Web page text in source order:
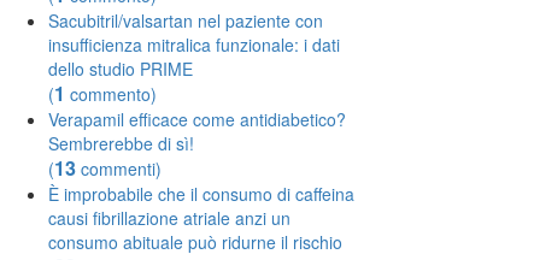
Sacubitril/valsartan nel paziente con
insufficienza mitralica funzionale: i dati
dello studio PRIME
(1 commento)
Verapamil efficace come antidiabetico?
Sembrerebbe di sì!
(13 commenti)
È improbabile che il consumo di caffeina
causi fibrillazione atriale anzi un
consumo abituale può ridurne il rischio